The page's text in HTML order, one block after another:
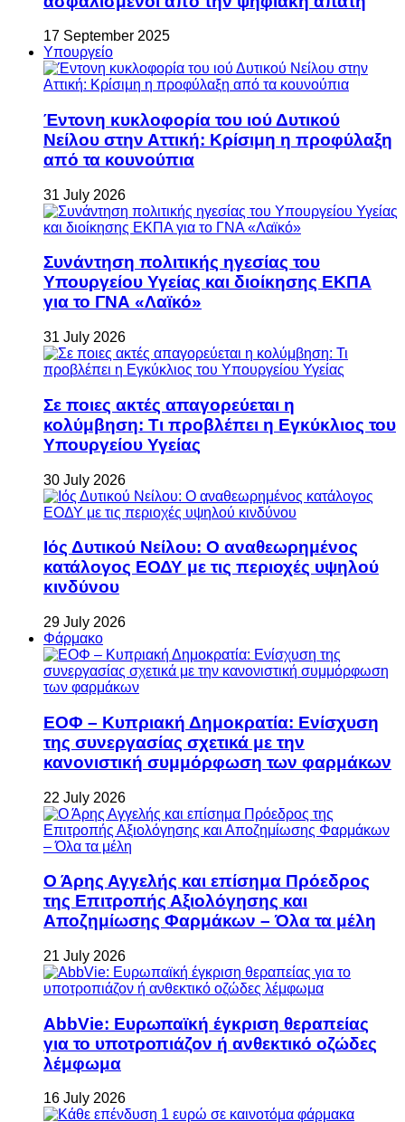
17 September 2025
Υπουργείο
Έντονη κυκλοφορία του ιού Δυτικού
Νείλου στην Αττική: Κρίσιμη η προφύλαξη
από τα κουνούπια
31 July 2026
Συνάντηση πολιτικής ηγεσίας του
Υπουργείου Υγείας και διοίκησης ΕΚΠΑ
για το ΓΝΑ «Λαϊκό»
31 July 2026
Σε ποιες ακτές απαγορεύεται η
κολύμβηση: Τι προβλέπει η Εγκύκλιος του
Υπουργείου Υγείας
30 July 2026
Ιός Δυτικού Νείλου: Ο αναθεωρημένος
κατάλογος ΕΟΔΥ με τις περιοχές υψηλού
κινδύνου
29 July 2026
Φάρμακο
ΕΟΦ – Κυπριακή Δημοκρατία: Ενίσχυση
της συνεργασίας σχετικά με την
κανονιστική συμμόρφωση των φαρμάκων
22 July 2026
Ο Άρης Αγγελής και επίσημα Πρόεδρος
της Επιτροπής Αξιολόγησης και
Αποζημίωσης Φαρμάκων – Όλα τα μέλη
21 July 2026
AbbVie: Ευρωπαϊκή έγκριση θεραπείας
για το υποτροπιάζον ή ανθεκτικό οζώδες
λέμφωμα
16 July 2026